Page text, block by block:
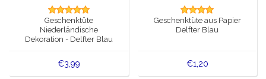
Grüße & Postkarten
Artikel des Königshauses
Delfter blaue Magnete
Geschenktüte
Niederländische
Dekoration - Delfter Blau
€3,99
Geschenktüte aus Papier
Delfter Blau
€1,20